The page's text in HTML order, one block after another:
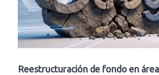
Reestructuración de fondo en